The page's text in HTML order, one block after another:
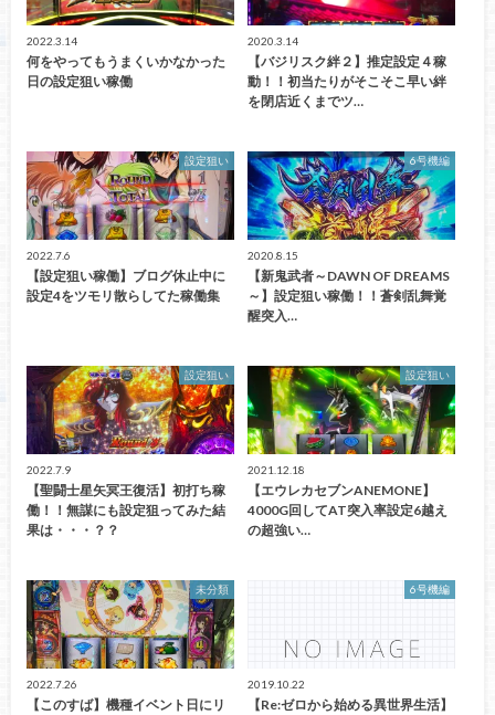
2022.3.14
何をやってもうまくいかなかった
日の設定狙い稼働
2020.3.14
【バジリスク絆２】推定設定４稼
動！！初当たりがそこそこ早い絆
を閉店近くまでツ…
設定狙い
2022.7.6
【設定狙い稼働】ブログ休止中に
設定4をツモリ散らしてた稼働集
6号機編
2020.8.15
【新鬼武者～DAWN OF DREAMS
～】設定狙い稼働！！蒼剣乱舞覚
醒突入…
設定狙い
2022.7.9
【聖闘士星矢冥王復活】初打ち稼
働！！無謀にも設定狙ってみた結
果は・・・？？
設定狙い
2021.12.18
【エウレカセブンANEMONE】
4000G回してAT突入率設定6越え
の超強い…
未分類
2022.7.26
【このすば】機種イベント日にリ
6号機編
2019.10.22
【Re:ゼロから始める異世界生活】